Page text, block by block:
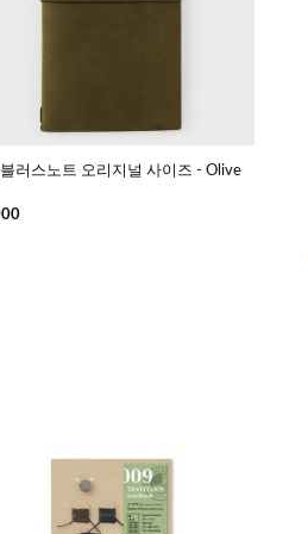
러스노트 오리지널 사이즈 - Olive